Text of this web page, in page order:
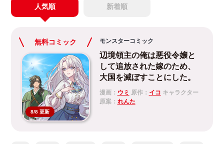
人気順 新着順
無料コミック
8/8 更新
モンスターコミック
辺境領主の俺は悪役令嬢と
して追放された嫁のため、
大国を滅ぼすことにした。
漫画： ウミ 原作： イコ キャラクター
原案： れんた